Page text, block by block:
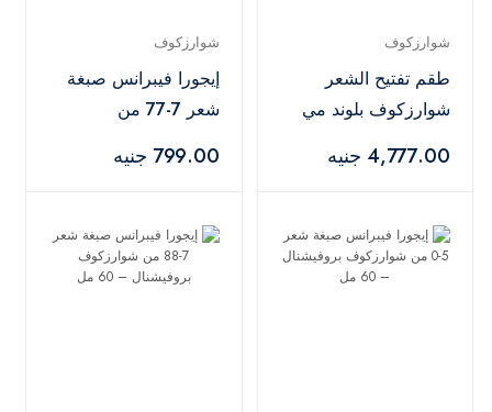
شوارزكوف
طقم تفتيح الشعر
شوارزكوف بلوند مي
فوليوم – 450 جم +
4,777.00 جنيه
شوارزكوف
إيجورا فيبرانس صبغة
شعر 7-77 من
– 60 مل
799.00 جنيه